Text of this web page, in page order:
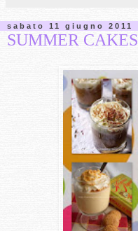
sabato 11 giugno 2011
SUMMER